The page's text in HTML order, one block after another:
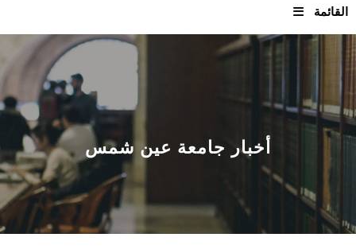
القائمة
الرئيسيـة
عن الجامعة
القطاعـات
الشئون الأكاديمية
البحث العلمي
أخبار جامعة عين شمس